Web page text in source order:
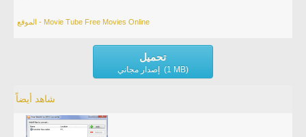
الموقع - Movie Tube Free Movies Online
تحميل
إصدار مجاني (1 MB)
شاهد أيضاً